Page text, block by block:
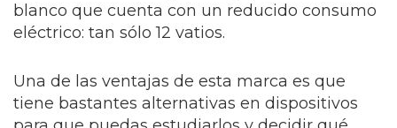
blanco que cuenta con un reducido consumo
eléctrico: tan sólo 12 vatios.
Una de las ventajas de esta marca es que
tiene bastantes alternativas en dispositivos